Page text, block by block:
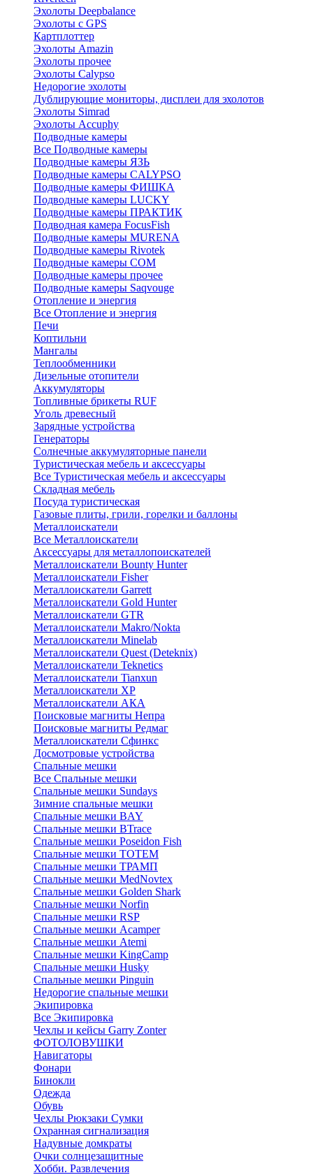
Эхолоты Deepbalance
Эхолоты с GPS
Картплоттер
Эхолоты Amazin
Эхолоты прочее
Эхолоты Calypso
Недорогие эхолоты
Дублирующие мониторы, дисплеи для эхолотов
Эхолоты Simrad
Эхолоты Accuphy
Подводные камеры
Все Подводные камеры
Подводные камеры ЯЗЬ
Подводные камеры CALYPSO
Подводные камеры ФИШКА
Подводные камеры LUCKY
Подводные камеры ПРАКТИК
Подводная камера FocusFish
Подводные камеры MURENA
Подводные камеры Rivotek
Подводные камеры СОМ
Подводные камеры прочее
Подводные камеры Saqvouge
Отопление и энергия
Все Отопление и энергия
Печи
Коптильни
Мангалы
Теплообменники
Дизельные отопители
Аккумуляторы
Топливные брикеты RUF
Уголь древесный
Зарядные устройства
Генераторы
Солнечные аккумуляторные панели
Туристическая мебель и аксессуары
Все Туристическая мебель и аксессуары
Складная мебель
Посуда туристическая
Газовые плиты, грили, горелки и баллоны
Металлоискатели
Все Металлоискатели
Аксессуары для металлопоискателей
Металлоискатели Bounty Hunter
Металлоискатели Fisher
Металлоискатели Garrett
Металлоискатели Gold Hunter
Металлоискатели GTR
Металлоискатели Makro/Nokta
Металлоискатели Minelab
Металлоискатели Quest (Deteknix)
Металлоискатели Teknetics
Металлоискатели Tianxun
Металлоискатели XP
Металлоискатели АКА
Поисковые магниты Непра
Поисковые магниты Редмаг
Металлоискатели Сфинкс
Досмотровые устройства
Спальные мешки
Все Спальные мешки
Спальные мешки Sundays
Зимние спальные мешки
Спальные мешки BAY
Спальные мешки BTrace
Спальные мешки Poseidon Fish
Спальные мешки ТОТЕМ
Спальные мешки ТРАМП
Cпальные мешки MedNovtex
Спальные мешки Golden Shark
Спальные мешки Norfin
Спальные мешки RSP
Спальные мешки Acamper
Спальные мешки Atemi
Спальные мешки KingCamp
Спальные мешки Husky
Спальные мешки Pinguin
Недорогие спальные мешки
Экипировка
Все Экипировка
Чехлы и кейсы Garry Zonter
ФОТОЛОВУШКИ
Навигаторы
Фонари
Бинокли
Одежда
Обувь
Чехлы Рюкзаки Сумки
Охранная сигнализация
Надувные домкраты
Очки солнцезащитные
Хобби. Развлечения